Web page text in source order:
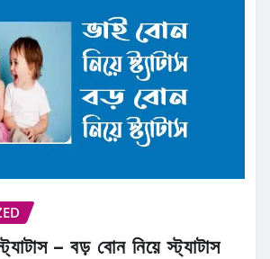
– বড় বোন নিয়ে স্ট্যাটাস